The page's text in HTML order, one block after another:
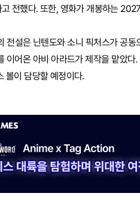
전했다. 또한, 영화가 개봉하는
전설은 닌텐도와 소니 픽처스가 공
이어온 아비 아라드가 제작을 맡았
볼이 담당할 예정이다.